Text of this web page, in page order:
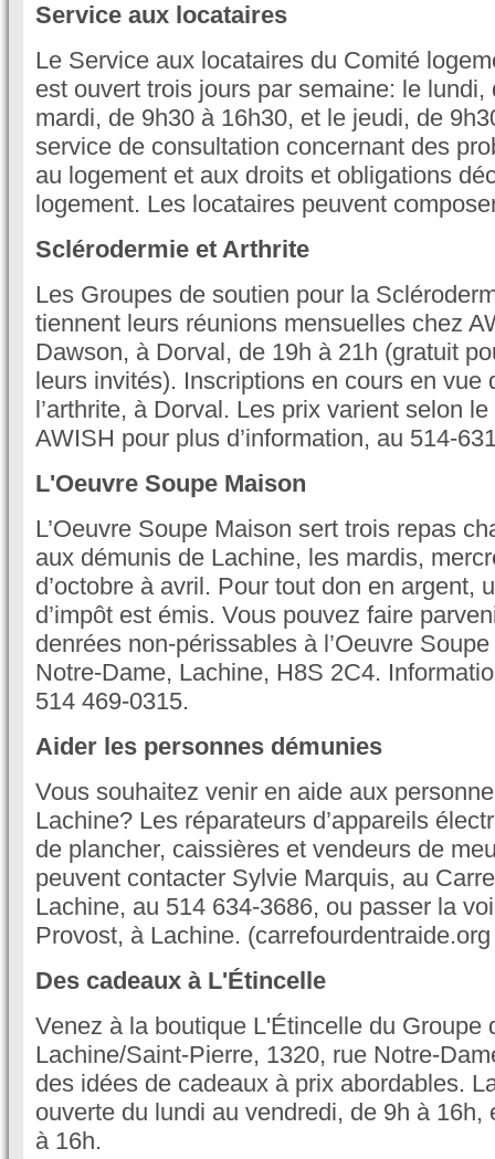
Service aux locataires
Le Service aux locataires du Comité
est ouvert trois jours par semaine: le
mardi, de 9h30 à 16h30, et le jeudi, de
service de consultation concernant des
au logement et aux droits et obligations
logement. Les locataires peuvent
Sclérodermie et Arthrite
Les Groupes de soutien pour la
tiennent leurs réunions mensuelles chez
Dawson, à Dorval, de 19h à 21h (gratuit
leurs invités). Inscriptions en cours en vue
l’arthrite, à Dorval. Les prix varient selon
AWISH pour plus d’information, au 514-
L'Oeuvre Soupe Maison
L’Oeuvre Soupe Maison sert trois repas
aux démunis de Lachine, les mardis,
d’octobre à avril. Pour tout don en argent,
d’impôt est émis. Vous pouvez faire
denrées non-périssables à l’Oeuvre
Notre-Dame, Lachine, H8S 2C4.
514 469-0315.
Aider les personnes démunies
Vous souhaitez venir en aide aux
Lachine? Les réparateurs d’appareils
de plancher, caissières et vendeurs de
peuvent contacter Sylvie Marquis, au
Lachine, au 514 634-3686, ou passer la
Provost, à Lachine.
Des cadeaux à L'Étincelle
Venez à la boutique L'Étincelle du Groupe
Lachine/Saint-Pierre, 1320, rue Notre-
des idées de cadeaux à prix abordables.
ouverte du lundi au vendredi, de 9h à 16h,
à 16h.